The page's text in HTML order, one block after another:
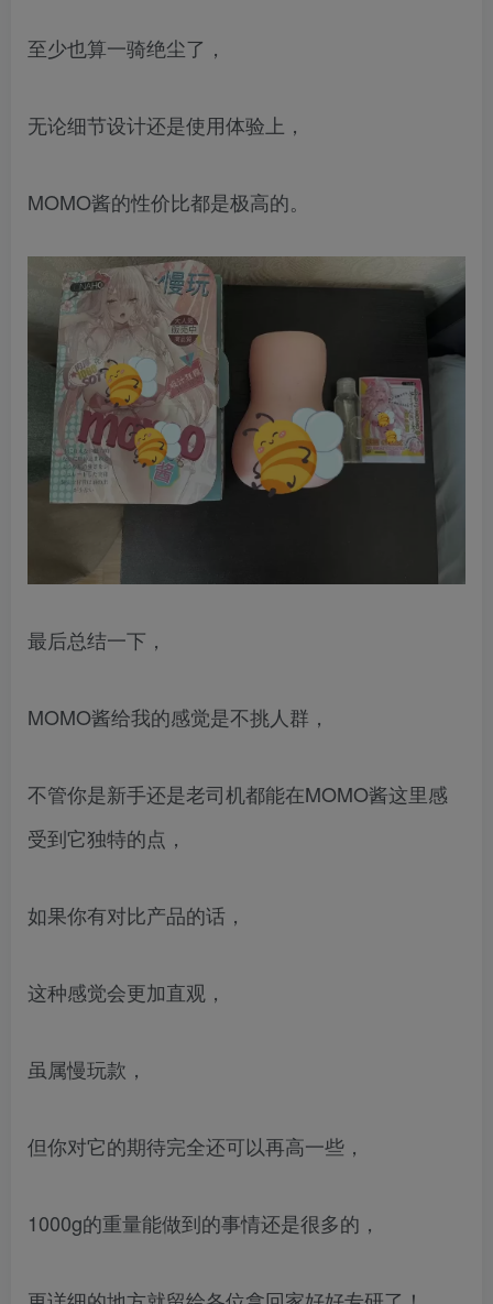
至少也算一骑绝尘了，
无论细节设计还是使用体验上，
MOMO酱的性价比都是极高的。
最后总结一下，
MOMO酱给我的感觉是不挑人群，
不管你是新手还是老司机都能在MOMO酱这里感
受到它独特的点，
如果你有对比产品的话，
这种感觉会更加直观，
虽属慢玩款，
但你对它的期待完全还可以再高一些，
1000g的重量能做到的事情还是很多的，